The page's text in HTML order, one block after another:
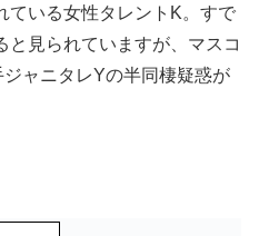
ている女性タレントK。すで
と見られていますが、マスコ
ャニタレYの半同棲疑惑が